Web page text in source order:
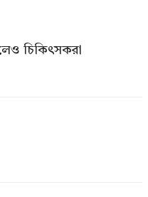
চিকিৎসকরা